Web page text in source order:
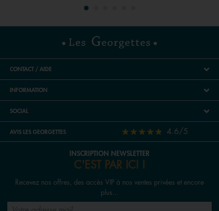
CONTACT / AIDE
INFORMATION
SOCIAL
AVIS LES GEORGETTES 4.6/5
INSCRIPTION NEWSLETTER
C'EST PAR ICI !
Recevez nos offres, des accès VIP à nos ventes privées et encore
plus...